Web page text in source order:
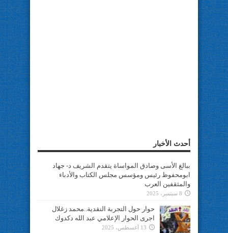
أحدث الأخبار
ببالغ الأسى وصادق المواساة يتقدم الشريف د- جهاد
ابومحفوظ رئيس ومؤسس مجلس الكتاب والأدباء
والمثقفين العرب
8 سبتمبر، 2025
حوار حول التجربة النقدية..محمد زغلال
اجرى الحوار الإعلامي عبد الله دكدوك
13 أغسطس، 2025